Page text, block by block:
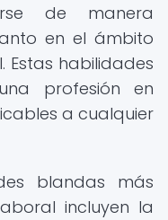
de manera
en el ámbito
Estas habilidades
profesión en
a cualquier
blandas más
incluyen la